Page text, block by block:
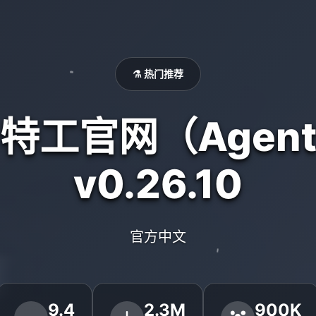
⚗️ 热门推荐
工官网（
v0.26.10
官方中文
9.4 2.3M 900K